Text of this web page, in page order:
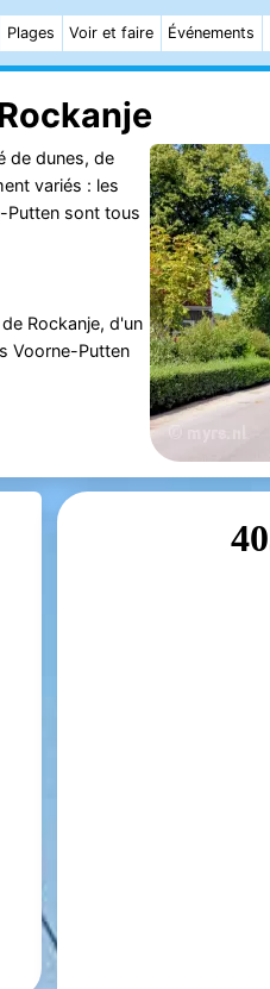
Plages Voir et faire Événements
de dunes, de
variés : les
Putten sont tous
Rockanje, d'un
Voorne-Putten